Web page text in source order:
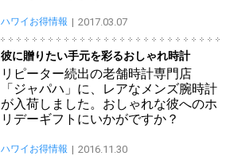
ハワイお得情報 2017.03.07
彼に贈りたい手元を彩るおしゃれ時計
リピーター続出の老舗時計専門店
「ジャパハ」に、レアなメンズ腕時計
が入荷しました。おしゃれな彼へのホ
リデーギフトにいかがですか？
ハワイお得情報 2016.11.30